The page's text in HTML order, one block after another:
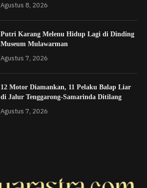
Agustus 8, 2026
Putri Karang Melenu Hidup Lagi di Dinding
Museum Mulawarman
Agustus 7, 2026
12 Motor Diamankan, 11 Pelaku Balap Liar
di Jalur Tenggarong-Samarinda Ditilang
Agustus 7, 2026